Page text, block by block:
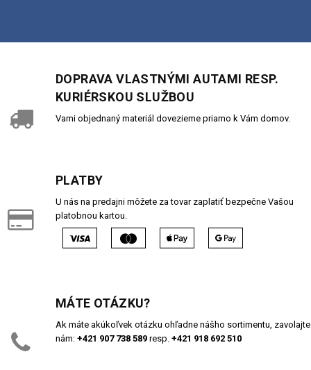
DOPRAVA VLASTNÝMI AUTAMI RESP.
KURIÉRSKOU SLUŽBOU
Vami objednaný materiál dovezieme priamo k Vám domov.
PLATBY
U nás na predajni môžete za tovar zaplatiť bezpečne Vašou
platobnou kartou.
MÁTE OTÁZKU?
Ak máte akúkoľvek otázku ohľadne nášho sortimentu, zavolajte
nám: +421 907 738 589 resp. +421 918 692 510